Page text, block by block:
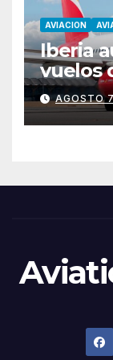
AVIACION
Iberia
vuelos
AGOSTO